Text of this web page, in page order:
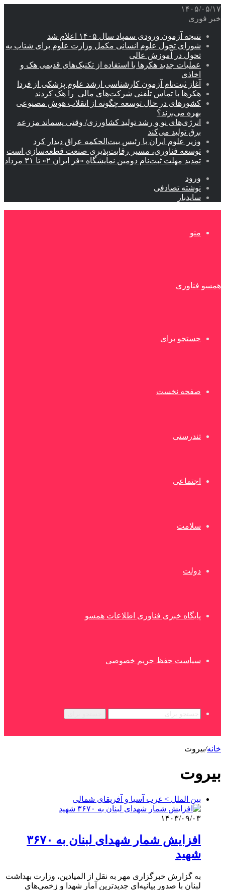
۱۴۰۵/۰۵/۱۷
خبر فوری
نتیجه آزمون ورودی سمپاد سال ۱۴۰۵ اعلام شد
شورای تحول علوم انسانی مکمل وزارت علوم برای شتاب به
تحول در آموزش عالی
عملیات جدید هکرها با استفاده از تکنیک‌های قدیمی هک و
اخاذی
آغاز ثبت‌نام‌ آزمون کارشناسی ارشد علوم پزشکی از فردا
هکرها با تماس تلفنی شرکت‌های مالی را هک کردند
کشورهای در حال توسعه چگونه از انقلاب هوش مصنوعی
بهره می‌برند؟
انرژی‌های نو و رشد تولید کشاورزی/ وقتی پسماند مزرعه‌
برق تولید می‌کند
وزیر علوم ایران با رئیس بیت‌الحکمه عراق دیدار کرد
توسعه فناوری، مسیر رقابت‌پذیری صنعت قطعه‌سازی است
تمدید مهلت ثبت‌نام دومین نمایشگاه «فر ایران ۲» تا ۳۱ مرداد
ورود
نوشته تصادفی
سایدبار
منو
همسو فناوری
جستجو برای
صفحه نخست
تندرستی
اجتماعی
سلامت
دولت
پایگاه خبری فناوری اطلاعات همسو
سیاست حفظ حریم خصوصی
خانه/بیروت
بیروت
بین الملل > غرب آسیا و آفریقای شمالی
۱۴۰۳/۰۹/۰۳
افزایش شمار شهدای لبنان به ۳۶۷۰
شهید
به گزارش خبرگزاری مهر به نقل از المیادین، وزارت بهداشت
لبنان با صدور بیانیه‌ای جدیدترین آمار شهدا و زخمی‌های